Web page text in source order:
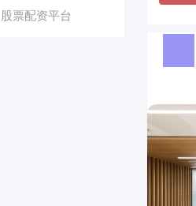
股票配资平台